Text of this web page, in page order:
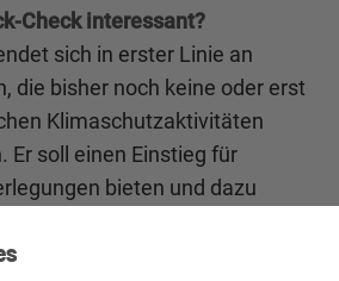
Check interessant?
sich in erster Linie an
die bisher noch keine oder erst
Klimaschutzaktivitäten
Er soll einen Einstieg für
bieten und dazu
zu befassen.